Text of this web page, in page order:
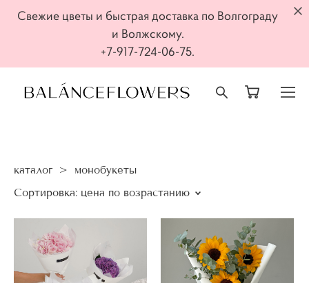
Свежие цветы и быстрая доставка по Волгограду
и Волжскому.
+7-917-724-06-75.
каталог >
монобукеты
Сортировка: цена по возрастанию